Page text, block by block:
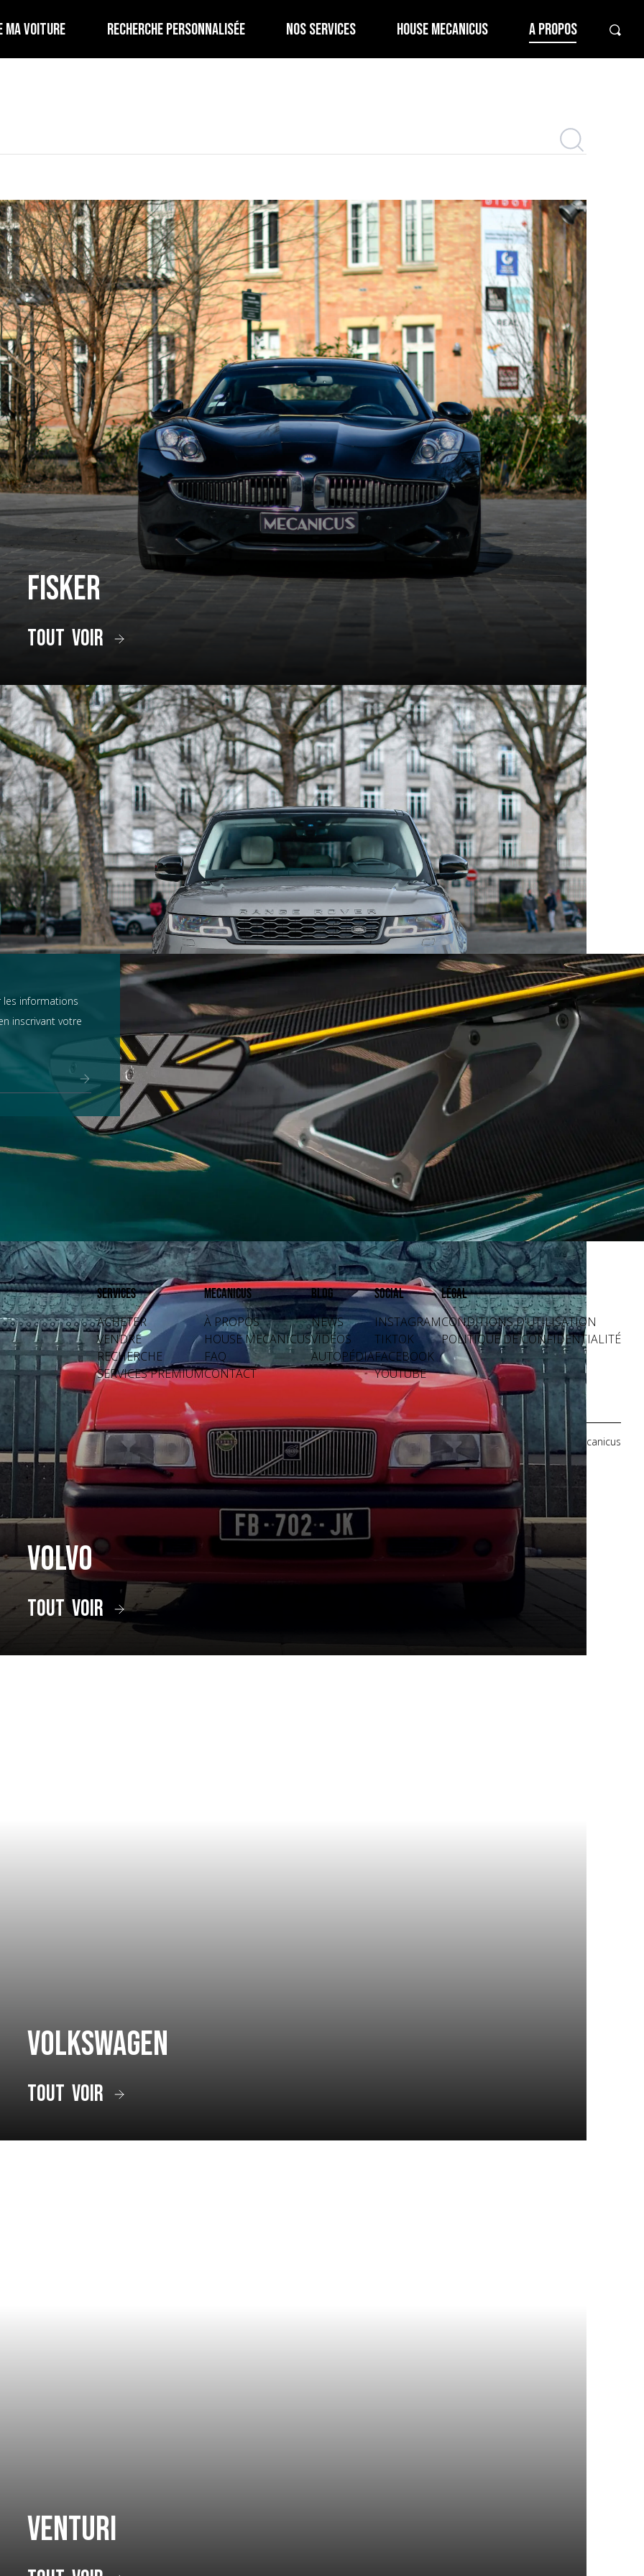
MA VOITURE RECHERCHE PERSONNALISÉE NOS SERVICES HOUSE MECANICUS A PROPOS
Fisker
tout voir
Range Rover
tout voir
Volvo
tout voir
Volkswagen
tout voir
Venturi
voyage à travers les marques et modèles d'exception
certains, c’est un rêve façonné en acier, en cuir, et en amour. Chez Mecanicus, on adore la voiture, on adore aussi son
On a donc décidé de vous bichonner, et de vous concocter une véritable encyclopédie de la voiture : Autopedia.
qui ont marqué l’histoire et créé des véhicules au destin exceptionnel, chacun empreint d’un charme unique et
souvent légendaire.
d’exception qui ont jalonné son histoire. De la Belle Époque aux supercars contemporaines, ces constructeurs ont
créant des modèles emblématiques qui font rêver les amateurs comme les collectionneurs. Au sein des articles
grandes marques et modèles d'exception, pour un voyage entre innovation, performance et héritage automobile.
En voiture, bouclez vos ceintures, c’est parti !
informations
inscrivant votre
Services
ACHETER
VENDRE
RECHERCHE
SERVICES PREMIUM
Mecanicus
À PROPOS
HOUSE MECANICUS
FAQ
CONTACT
Blog
NEWS
VIDÉOS
AUTOPÉDIA
Social
INSTAGRAM
TIKTOK
FACEBOOK
YOUTUBE
Légal
CONDITIONS D'UTILISATION
POLITIQUE DE CONFIDENTIALITÉ
Crédits photos: Mecanicus